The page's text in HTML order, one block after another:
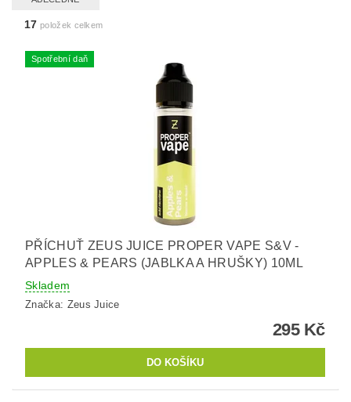
17 položek celkem
Spotřební daň
PŘÍCHUŤ ZEUS JUICE PROPER VAPE S&V -
APPLES & PEARS (JABLKA A HRUŠKY) 10ML
Skladem
Značka: Zeus Juice
295 Kč